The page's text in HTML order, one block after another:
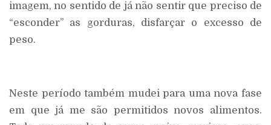
imagem, no sentido de já não sentir que preciso de
“esconder” as gorduras, disfarçar o excesso de
peso.
Neste período também mudei para uma nova fase
em que já me são permitidos novos alimentos.